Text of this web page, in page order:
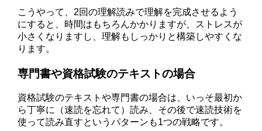
こうやって、2回の理解読みで理解を完成させるよう
にすると、時間はもちろんかかりますが、ストレスが
小さくなりますし、理解もしっかりと構築しやすくな
ります。
専門書や資格試験のテキストの場合
資格試験のテキストや専門書の場合は、いっそ最初か
ら丁寧に（速読を忘れて）読み、その後で速読技術を
使って読み直すというパターンも1つの戦略です。